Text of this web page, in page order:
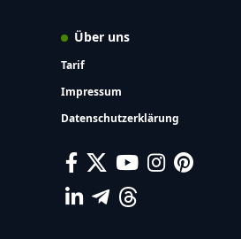
Über uns
Tarif
Impressum
Datenschutzerklärung